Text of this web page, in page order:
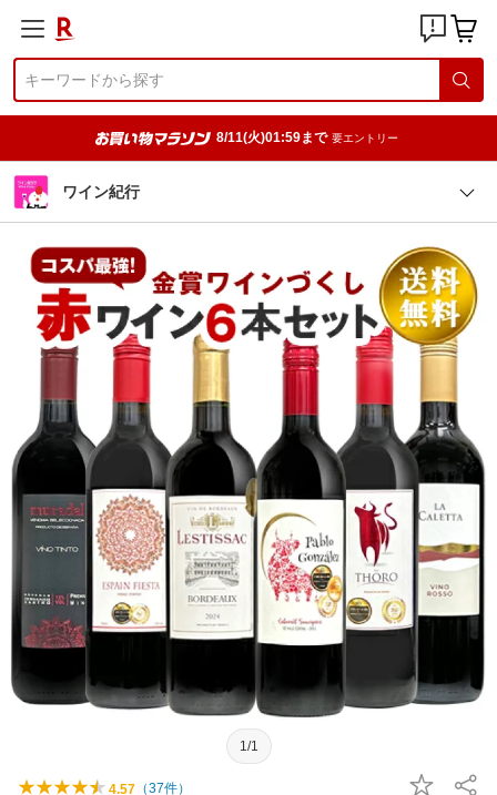
8/11(火)01:59まで 要エントリー
ワイン紀行
1/1
4.57 （37件）